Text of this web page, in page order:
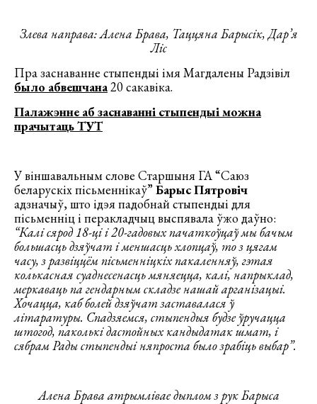
Злева направа: Алена Брава, Таццяна Барысік, Дар’я
Ліс
Пра заснаванне стыпендыі імя Магдалены Радзівіл
было абвешчана20 сакавіка.
Палажэнне аб заснаванні стыпендыі можна
прачытаць ТУТ
У віншавальным слове Старшыня ГА “Саюз
беларускіх пісьменнікаў” Барыс Пятровіч
адзначыў, што ідэя падобнай стыпендыі для
пісьменніц і перакладчыц выспявала ўжо даўно:
“Калі сярод 18-ці і 20-гадовых пачаткоўцаў мы бачым
большасць дзяўчат і меншасць хлопцаў, то з цягам
часу, з развіццём пісьменніцкіх пакаленняў, гэтая
колькасная суаднесенасць мяняецца, калі, напрыклад,
меркаваць па гендарным складзе нашай арганізацыі.
Хочацца, каб болей дзяўчат заставалася ў
літаратуры. Спадзяемся, стыпендыя будзе ўручацца
штогод, паколькі дастойных кандыдатак шмат, і
сябрам Рады стыпендыі няпроста было зрабіць выбар”.
Алена Брава атрымлівае дыплом з рук Барыса